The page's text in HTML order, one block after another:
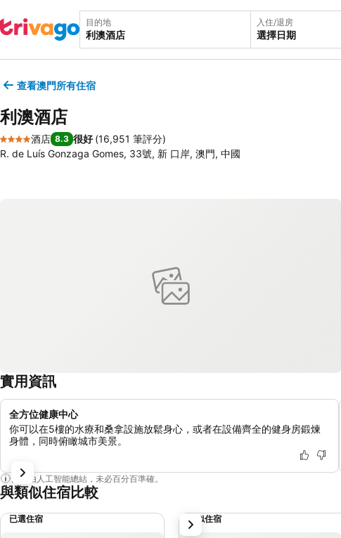
目的地 入住/退房
選擇日期
查看澳門所有住宿
利澳酒店
4 星級
酒店 8.3 很好 (16,951 筆評分)
R. de Luís Gonzaga Gomes, 33號, 新 口岸, 澳門, 中國
實用資訊
全方位健康中心
你可以在5樓的水療和桑拿設施放鬆身心，或者在設備齊全的健身房鍛煉
身體，同時俯瞰城市美景。
內容由人工智能總結，未必百分百準確。
與類似住宿比較
已選住宿 類似住宿
下一步